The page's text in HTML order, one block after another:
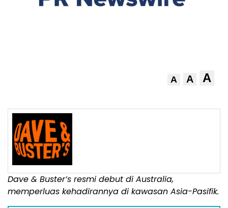
A A A
Dave & Buster’s resmi debut di Australia,
memperluas kehadirannya di kawasan Asia-Pasifik.